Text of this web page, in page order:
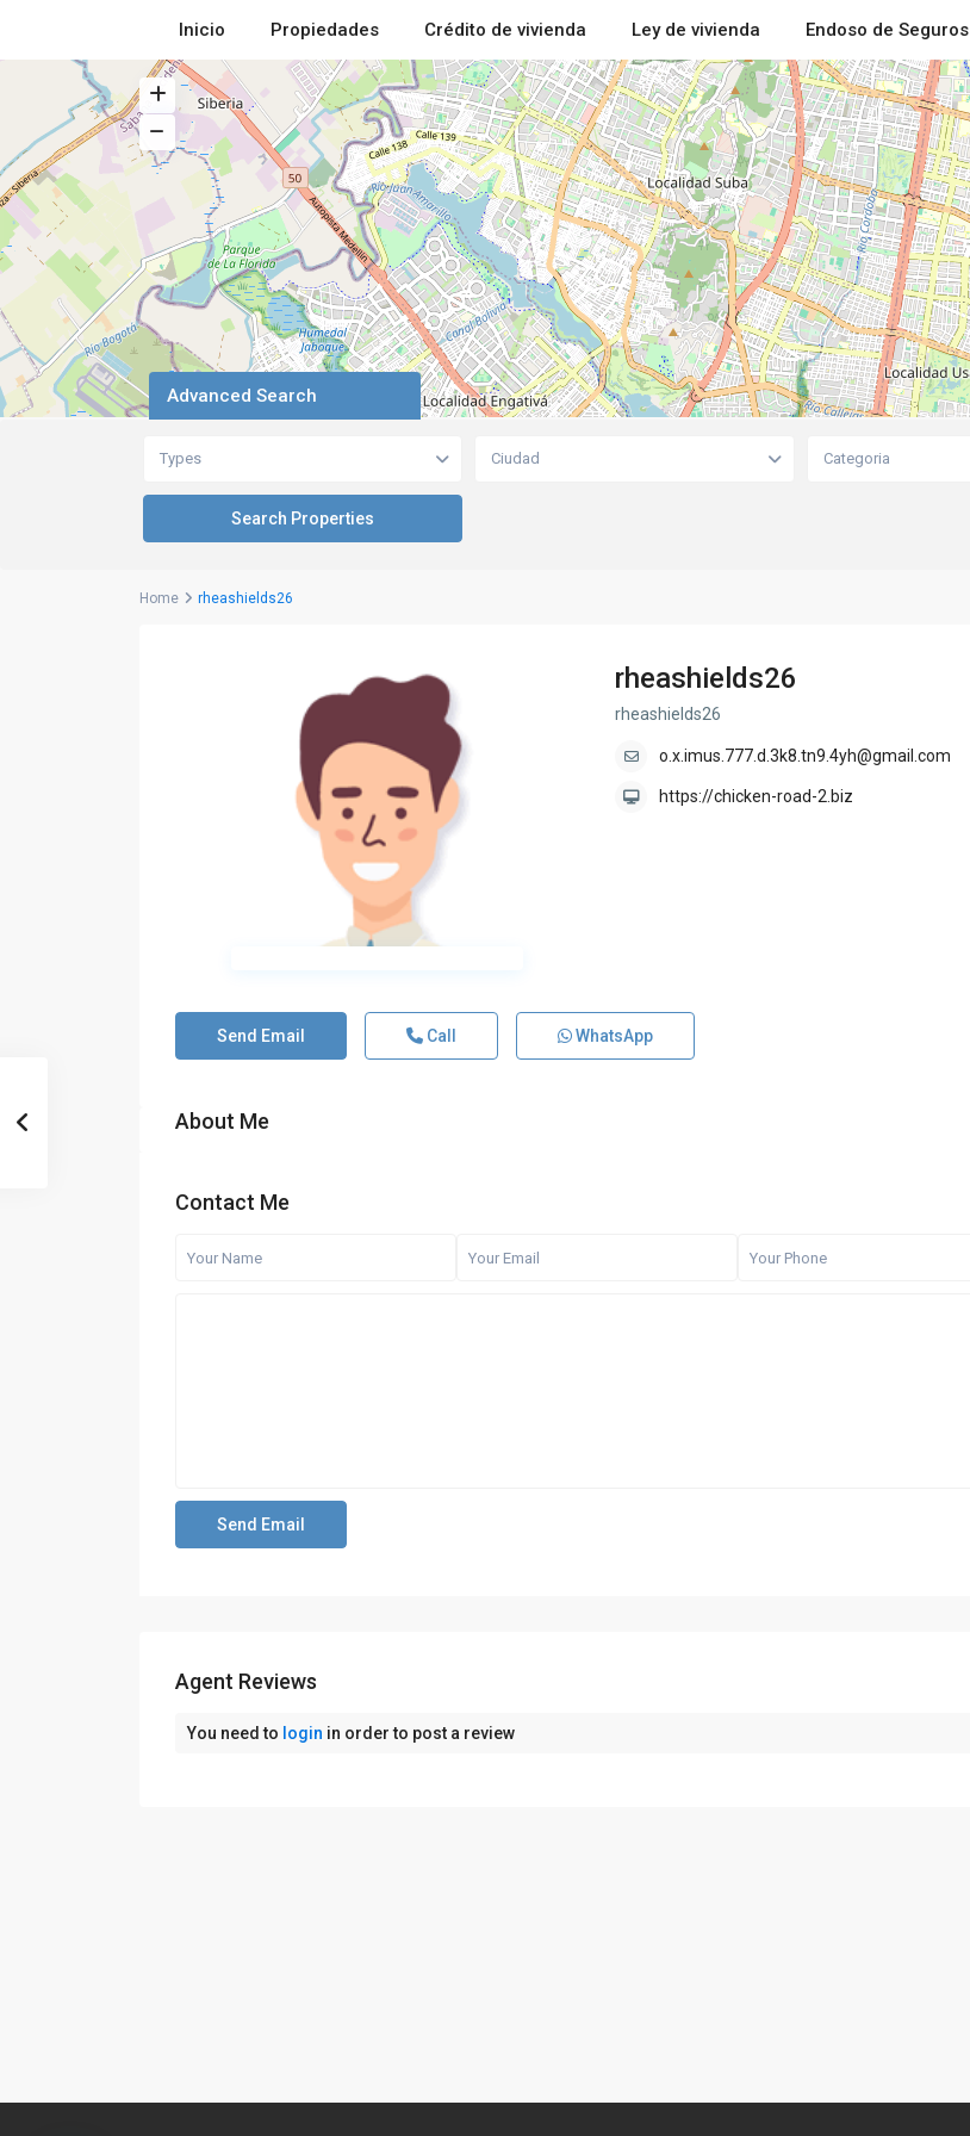
Inicio Propiedades Crédito de vivienda Ley de vivienda Endoso de Seguros
Advanced Search
Types Ciudad Categoria
Home rheashields26
rheashields26
rheashields26
o.x.imus.777.d.3k8.tn9.4yh@gmail.com
https://chicken-road-2.biz
Send Email Call WhatsApp
About Me
Contact Me
Agent Reviews
You need to login in order to post a review